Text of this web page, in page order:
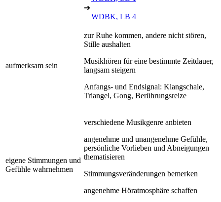
➔
WDBK, LB 4
aufmerksam sein
zur Ruhe kommen, andere nicht stören,
Stille aushalten
Musikhören für eine bestimmte Zeitdauer,
langsam steigern
Anfangs- und Endsignal: Klangschale,
Triangel, Gong, Berührungsreize
eigene Stimmungen und
Gefühle wahrnehmen
verschiedene Musikgenre anbieten
angenehme und unangenehme Gefühle,
persönliche Vorlieben und Abneigungen
thematisieren
Stimmungsveränderungen bemerken
angenehme Höratmosphäre schaffen